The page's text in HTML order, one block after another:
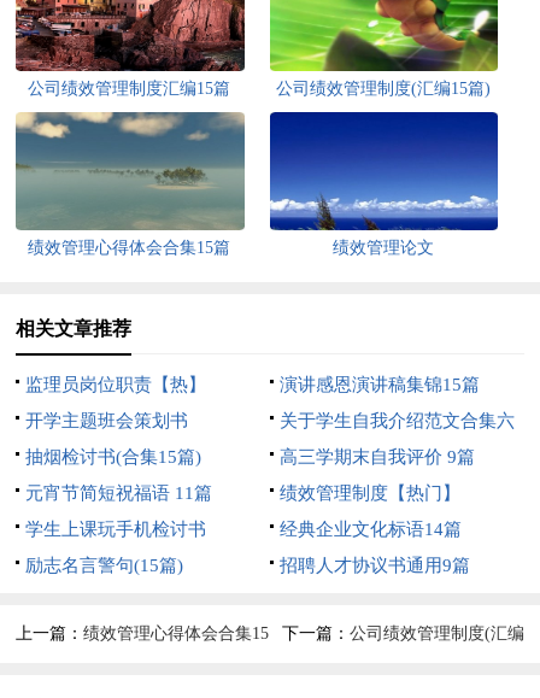
公司绩效管理制度汇编15篇 公司绩效管理制度(汇编15篇)
绩效管理心得体会合集15篇 绩效管理论文
相关文章推荐
监理员岗位职责【热】
演讲感恩演讲稿集锦15篇
开学主题班会策划书
关于学生自我介绍范文合集六
篇
抽烟检讨书(合集15篇)
高三学期末自我评价 9篇
元宵节简短祝福语 11篇
绩效管理制度【热门】
学生上课玩手机检讨书
经典企业文化标语14篇
励志名言警句(15篇)
招聘人才协议书通用9篇
上一篇：绩效管理心得体会合集15
下一篇： 公司绩效管理制度(汇编